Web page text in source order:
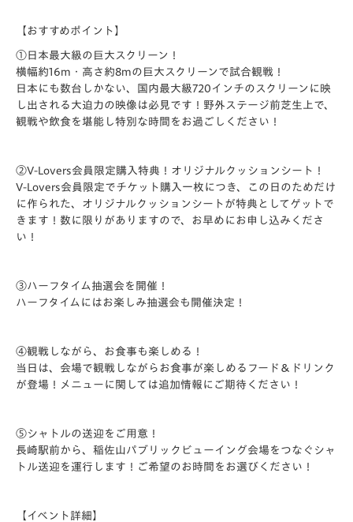
【おすすめポイント】
①日本最大級の巨大スクリーン！
横幅約16m ・高さ約8mの巨大スクリーンで試合観戦！
日本にも数台しかない、国内最大級720インチのスクリーンに映
し出される大迫力の映像は必見です！野外ステージ前芝生上で、
観戦や飲食を堪能し特別な時間をお過ごしください！
②V-Lovers会員限定購入特典！オリジナルクッションシート！
V-Lovers会員限定でチケット購入一枚につき、この日のためだけ
に作られた、オリジナルクッションシートが特典としてゲットで
きます！数に限りがありますので、お早めにお申し込みくださ
い！
③ハーフタイム抽選会を開催！
ハーフタイムにはお楽しみ抽選会も開催決定！
④観戦しながら、お食事も楽しめる！
当日は、会場で観戦しながらお食事が楽しめるフード＆ドリンク
が登場！メニューに関しては追加情報にご期待ください！
⑤シャトルの送迎をご用意！
長崎駅前から、稲佐山パブリックビューイング会場をつなぐシャ
トル送迎を運行します！ご希望のお時間をお選びください！
【イベント詳細】